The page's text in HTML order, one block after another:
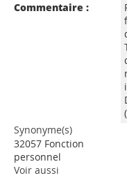
Commentaire :
Synonyme(s)
32057 Fonction
personnel
Voir aussi